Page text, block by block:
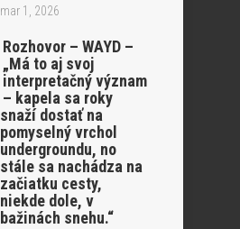
mar 1, 2026
Rozhovor – WAYD –
„Má to aj svoj
interpretačný význam
– kapela sa roky
snaží dostať na
pomyselný vrchol
undergroundu, no
stále sa nachádza na
začiatku cesty,
niekde dole, v
bažinách snehu.“